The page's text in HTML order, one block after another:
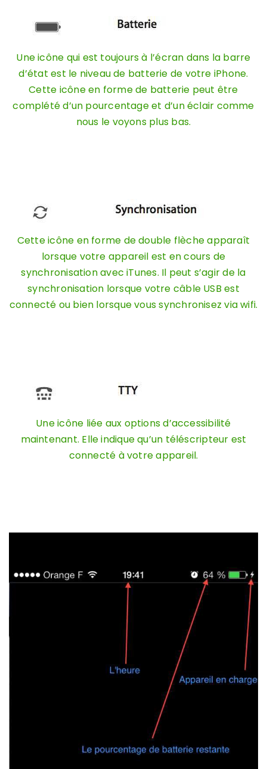
Une icône qui est toujours à l’écran dans la barre
d’état est le niveau de batterie de votre iPhone.
Cette icône en forme de batterie peut être
complété d’un pourcentage et d’un éclair comme
nous le voyons plus bas.
Cette icône en forme de double flèche apparaît
lorsque votre appareil est en cours de
synchronisation avec iTunes. Il peut s’agir de la
synchronisation lorsque votre câble USB est
connecté ou bien lorsque vous synchronisez via wifi.
Une icône liée aux options d’accessibilité
maintenant. Elle indique qu’un téléscripteur est
connecté à votre appareil.